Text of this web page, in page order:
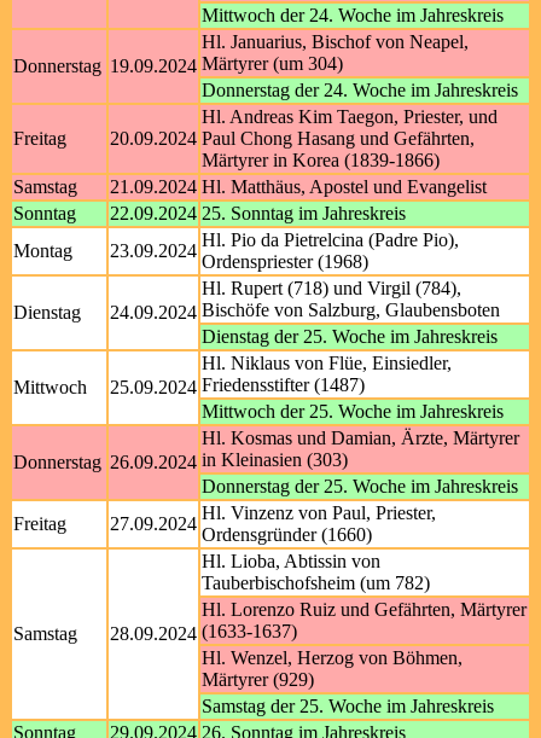
Mittwoch der 24. Woche im Jahreskreis
Donnerstag 19.09.2024
Hl. Januarius, Bischof von Neapel,
Märtyrer (um 304)
Donnerstag der 24. Woche im Jahreskreis
Freitag 20.09.2024
Hl. Andreas Kim Taegon, Priester, und
Paul Chong Hasang und Gefährten,
Märtyrer in Korea (1839-1866)
Samstag
21.09.2024 Hl. Matthäus, Apostel und Evangelist
Sonntag
22.09.2024 25. Sonntag im Jahreskreis
Montag
23.09.2024
Hl. Pio da Pietrelcina (Padre Pio),
Ordenspriester (1968)
Dienstag 24.09.2024
Hl. Rupert (718) und Virgil (784),
Bischöfe von Salzburg, Glaubensboten
Dienstag der 25. Woche im Jahreskreis
Mittwoch 25.09.2024
Hl. Niklaus von Flüe, Einsiedler,
Friedensstifter (1487)
Mittwoch der 25. Woche im Jahreskreis
Donnerstag 26.09.2024
Hl. Kosmas und Damian, Ärzte, Märtyrer
in Kleinasien (303)
Donnerstag der 25. Woche im Jahreskreis
Freitag
27.09.2024
Hl. Vinzenz von Paul, Priester,
Ordensgründer (1660)
Samstag 28.09.2024
Hl. Lioba, Abtissin von
Tauberbischofsheim (um 782)
Hl. Lorenzo Ruiz und Gefährten, Märtyrer
(1633-1637)
Hl. Wenzel, Herzog von Böhmen,
Märtyrer (929)
Samstag der 25. Woche im Jahreskreis
Sonntag
29.09.2024 26. Sonntag im Jahreskreis